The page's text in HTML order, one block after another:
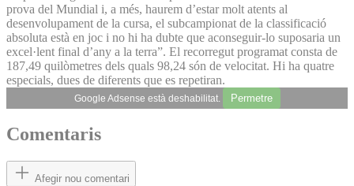
prova del Mundial i, a més, haurem d’estar molt atents al
desenvolupament de la cursa, el subcampionat de la classificació
absoluta està en joc i no hi ha dubte que aconseguir-lo suposaria un
excel·lent final d’any a la terra”. El recorregut programat consta de
187,49 quilòmetres dels quals 98,24 són de velocitat. Hi ha quatre
especials, dues de diferents que es repetiran.
Google Adsense està deshabilitat. Permetre
Comentaris
Afegir nou comentari